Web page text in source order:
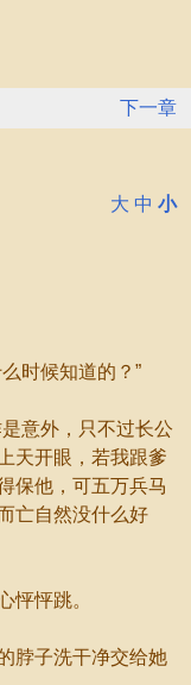
下一章
大 中 小
时候知道的？”
意外，只不过长公
天开眼，若我跟爹
保他，可五万兵马
亡自然没什么好
怦跳。
子洗干净交给她